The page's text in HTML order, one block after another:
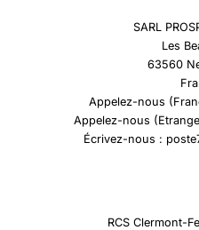
SARL
Les
63560
Appelez-nous
Appelez-nous
Écrivez-nous :
RCS Clermont-